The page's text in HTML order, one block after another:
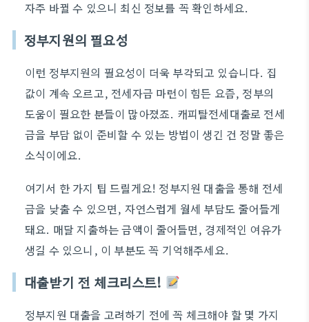
자주 바뀔 수 있으니 최신 정보를 꼭 확인하세요.
정부지원의 필요성
이런 정부지원의 필요성이 더욱 부각되고 있습니다. 집
값이 계속 오르고, 전세자금 마련이 힘든 요즘, 정부의
도움이 필요한 분들이 많아졌죠. 캐피탈전세대출로 전세
금을 부담 없이 준비할 수 있는 방법이 생긴 건 정말 좋은
소식이에요.
여기서 한 가지 팁 드릴게요! 정부지원 대출을 통해 전세
금을 낮출 수 있으면, 자연스럽게 월세 부담도 줄어들게
돼요. 매달 지출하는 금액이 줄어들면, 경제적인 여유가
생길 수 있으니, 이 부분도 꼭 기억해주세요.
대출받기 전 체크리스트!
정부지원 대출을 고려하기 전에 꼭 체크해야 할 몇 가지